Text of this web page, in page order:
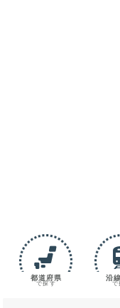
都道府県
で探す
沿
で